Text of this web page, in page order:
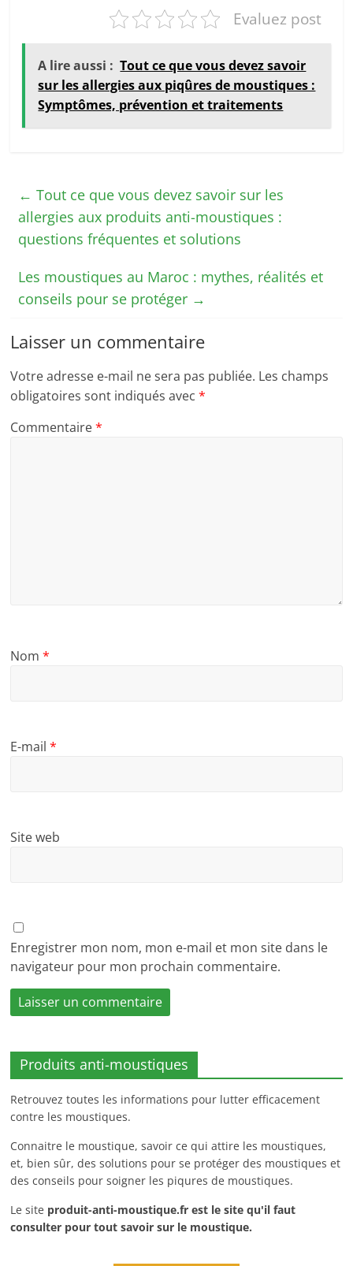
Evaluez post
A lire aussi : Tout ce que vous devez savoir
sur les allergies aux piqûres de moustiques :
Symptômes, prévention et traitements
← Tout ce que vous devez savoir sur les
allergies aux produits anti-moustiques :
questions fréquentes et solutions
Les moustiques au Maroc : mythes, réalités et
conseils pour se protéger →
Laisser un commentaire
Votre adresse e-mail ne sera pas publiée. Les champs
obligatoires sont indiqués avec*
Commentaire*
Nom*
E-mail*
Site web
Enregistrer mon nom, mon e-mail et mon site dans le
navigateur pour mon prochain commentaire.
Produits anti-moustiques
Retrouvez toutes les informations pour lutter efficacement
contre les moustiques.
Connaitre le moustique, savoir ce qui attire les moustiques,
et, bien sûr, des solutions pour se protéger des moustiques et
des conseils pour soigner les piqures de moustiques.
Le site produit-anti-moustique.fr est le site qu'il faut
consulter pour tout savoir sur le moustique.